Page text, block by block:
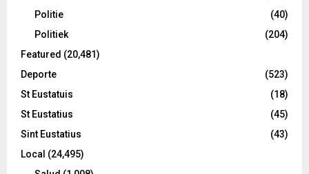
Politie
(40)
Politiek
(204)
Featured (20,481)
Deporte
(523)
St Eustatuis
(18)
St Eustatius
(45)
Sint Eustatius
(43)
Local (24,495)